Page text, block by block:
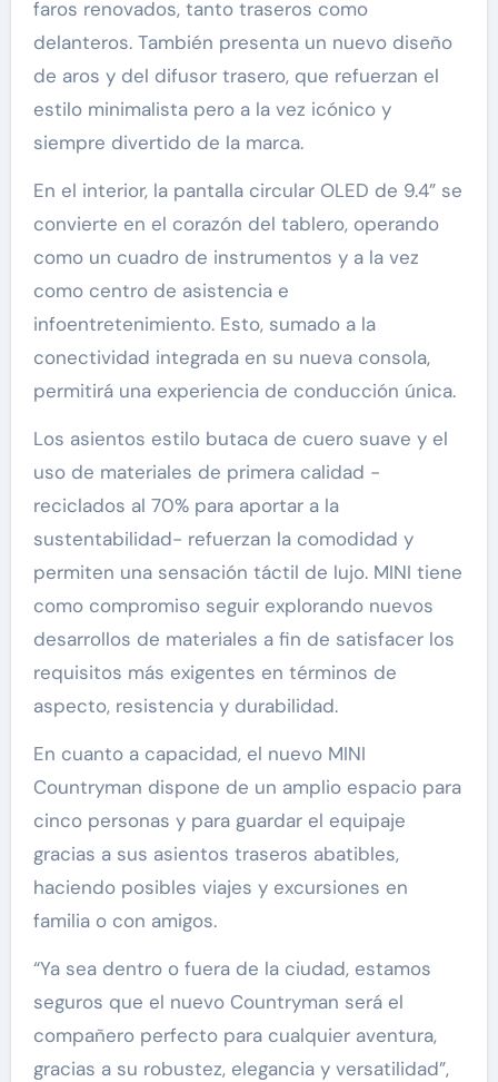
faros renovados, tanto traseros como
delanteros. También presenta un nuevo diseño
de aros y del difusor trasero, que refuerzan el
estilo minimalista pero a la vez icónico y
siempre divertido de la marca.
En el interior, la pantalla circular OLED de 9.4” se
convierte en el corazón del tablero, operando
como un cuadro de instrumentos y a la vez
como centro de asistencia e
infoentretenimiento. Esto, sumado a la
conectividad integrada en su nueva consola,
permitirá una experiencia de conducción única.
Los asientos estilo butaca de cuero suave y el
uso de materiales de primera calidad -
reciclados al 70% para aportar a la
sustentabilidad- refuerzan la comodidad y
permiten una sensación táctil de lujo. MINI tiene
como compromiso seguir explorando nuevos
desarrollos de materiales a fin de satisfacer los
requisitos más exigentes en términos de
aspecto, resistencia y durabilidad.
En cuanto a capacidad, el nuevo MINI
Countryman dispone de un amplio espacio para
cinco personas y para guardar el equipaje
gracias a sus asientos traseros abatibles,
haciendo posibles viajes y excursiones en
familia o con amigos.
“Ya sea dentro o fuera de la ciudad, estamos
seguros que el nuevo Countryman será el
compañero perfecto para cualquier aventura,
gracias a su robustez, elegancia y versatilidad”,